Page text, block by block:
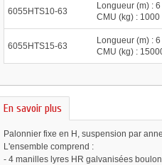
6055HTS10-63
Longueur (m) : 6
CMU (kg) : 1000
6055HTS15-63
Longueur (m) : 6
CMU (kg) :
En savoir plus
Palonnier fixe en H, suspension par
L'ensemble comprend :
- 4 manilles lyres HR galvanisées